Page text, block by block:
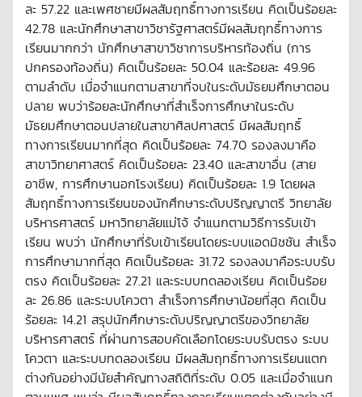
ละ 57.22 และเพศชายมีผลสัมฤทธิ์ทางการเรียน คิดเป็นร้อยละ
42.78 และนักศึกษาสาขาวิชารัฐศาสตร์มีผลสัมฤทธิ์ทางการ
เรียนมากกว่า นักศึกษาสาขาวิชาการบริหารท้องถิ่น (การ
ปกครองท้องถิ่น) คิดเป็นร้อยละ 50.04 และร้อยละ 49.96
ตามลำดับ เมื่อจำแนกตามสาขาที่จบในระดับมัธยมศึกษาตอน
ปลาย พบว่าร้อยละนักศึกษาที่สำเร็จการศึกษาในระดับ
มัธยมศึกษาตอนปลายในสาขาศิลปศาสตร์ มีผลสัมฤทธิ์
ทางการเรียนมากที่สุด คิดเป็นร้อยละ 74.70 รองลงมาคือ
สาขาวิทยาศาสตร์ คิดเป็นร้อยละ 23.40 และสาขาอื่น (สาย
อาชีพ, การศึกษานอกโรงเรียน) คิดเป็นร้อยละ 1.9 โดยผล
สัมฤทธิ์ทางการเรียนของนักศึกษาระดับปริญญาตรี วิทยาลัย
บริหารศาสตร์ มหาวิทยาลัยแม่โจ้ จำแนกตามวิธีการรับเข้า
เรียน พบว่า นักศึกษาที่รับเข้าเรียนโดยระบบแอดมิชชัน สำเร็จ
การศึกษามากที่สุด คิดเป็นร้อยละ 31.72 รองลงมาคือระบบรับ
ตรง คิดเป็นร้อยละ 27.21 และระบบทดลองเรียน คิดเป็นร้อย
ละ 26.86 และระบบโควตา สำเร็จการศึกษาน้อยที่สุด คิดเป็น
ร้อยละ 14.21 สรุปนักศึกษาระดับปริญญาตรีของวิทยาลัย
บริหารศาสตร์ ที่ผ่านการสอบคัดเลือกโดยระบบรับตรง ระบบ
โควตา และระบบทดลองเรียน มีผลสัมฤทธิ์ทางการเรียนแตก
ต่างกันอย่างมีนัยสำคัญทางสถิติที่ระดับ 0.05 และเมื่อจำแนก